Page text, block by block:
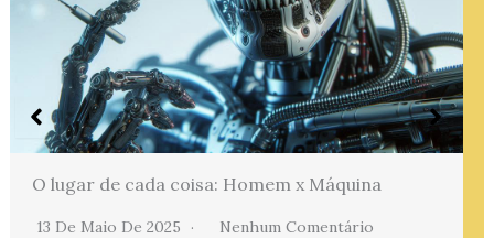
O lugar de cada coisa: Homem x Máquina
13 De Maio De 2025 Nenhum Comentário